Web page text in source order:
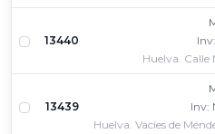
13440
Huelva. Calle
13439
Inv:
Huelva. Vacies de